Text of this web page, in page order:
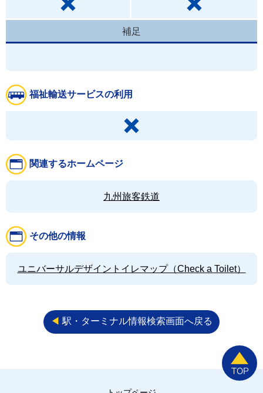
補足
福祉輸送サービスの利用
関連するホームページ
九州旅客鉄道
その他の情報
ユニバーサルデザイントイレマップ（Check a Toilet）
◀︎ 駅・ターミナル情報検索画面へ戻る